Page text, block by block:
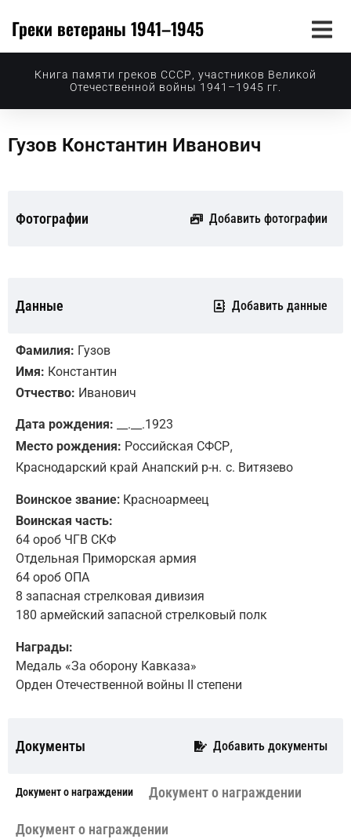
Греки ветераны 1941–1945
Книга памяти греков СССР, участников Великой
Отечественной войны 1941–1945 гг.
Гузов Константин Иванович
Фотографии Добавить фотографии
Данные Добавить данные
Фамилия: Гузов
Имя: Константин
Отчество: Иванович
Дата рождения: __.__.1923
Место рождения: Российская СФСР,
Краснодарский край Анапский р-н. с. Витязево
Воинское звание: Красноармеец
Воинская часть:
64 ороб ЧГВ СКФ
Отдельная Приморская армия
64 ороб ОПА
8 запасная стрелковая дивизия
180 армейский запасной стрелковый полк
Награды:
Медаль «За оборону Кавказа»
Орден Отечественной войны II степени
Документы Добавить документы
Документ о награждении Документ о награждении
Документ о награждении